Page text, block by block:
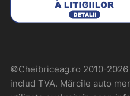
©Cheibriceag.ro 2010-
includ TVA. Mărcile auto